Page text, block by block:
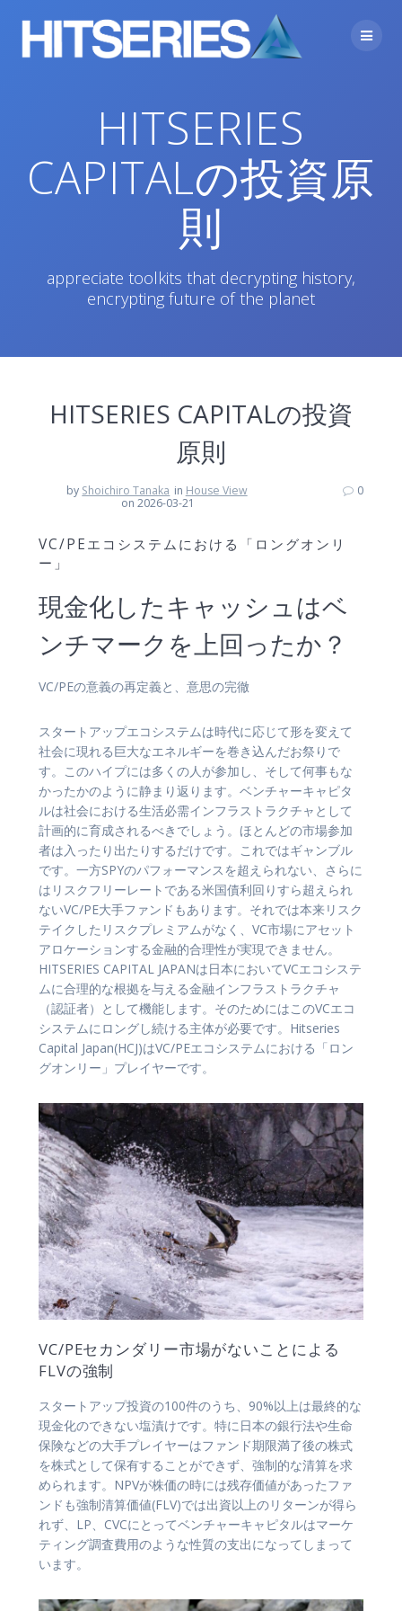
to
content
HITSERIES
CAPITALの投資原
則
appreciate toolkits that decrypting history,
encrypting future of the planet
HITSERIES CAPITALの投資
原則
by Shoichiro Tanaka in House View
on 2026-03-21
0
VC/PEエコシステムにおける「ロングオンリ
ー」
現金化したキャッシュはベ
ンチマークを上回ったか？
VC/PEの意義の再定義と、意思の完徹
スタートアップエコシステムは時代に応じて形を変えて
社会に現れる巨大なエネルギーを巻き込んだお祭りで
す。このハイプには多くの人が参加し、そして何事もな
かったかのように静まり返ります。ベンチャーキャピタ
ルは社会における生活必需インフラストラクチャとして
計画的に育成されるべきでしょう。ほとんどの市場参加
者は入ったり出たりするだけです。これではギャンブル
です。一方SPYのパフォーマンスを超えられない、さらに
はリスクフリーレートである米国債利回りすら超えられ
ないVC/PE大手ファンドもあります。それでは本来リスク
テイクしたリスクプレミアムがなく、VC市場にアセット
アロケーションする金融的合理性が実現できません。
HITSERIES CAPITAL JAPANは日本においてVCエコシステ
ムに合理的な根拠を与える金融インフラストラクチャ
（認証者）として機能します。そのためにはこのVCエコ
システムにロングし続ける主体が必要です。Hitseries
Capital Japan(HCJ)はVC/PEエコシステムにおける「ロン
グオンリー」プレイヤーです。
VC/PEセカンダリー市場がないことによる
FLVの強制
スタートアップ投資の100件のうち、90%以上は最終的な
現金化のできない塩漬けです。特に日本の銀行法や生命
保険などの大手プレイヤーはファンド期限満了後の株式
を株式として保有することができず、強制的な清算を求
められます。NPVが株価の時には残存価値があったファ
ンドも強制清算価値(FLV)では出資以上のリターンが得ら
れず、LP、CVCにとってベンチャーキャピタルはマーケ
ティング調査費用のような性質の支出になってしまって
います。